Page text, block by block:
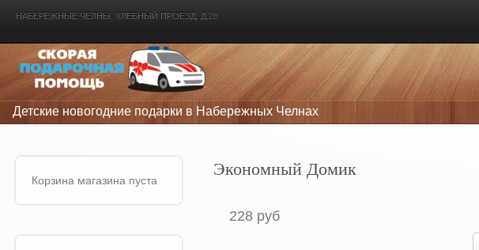
НАБЕРЕЖНЫЕ ЧЕЛНЫ, ХЛЕБНЫЙ ПРОЕЗД, Д.28
Детские новогодние подарки в Набережных Челнах
Экономный Домик
228 руб
Корзина магазина пуста